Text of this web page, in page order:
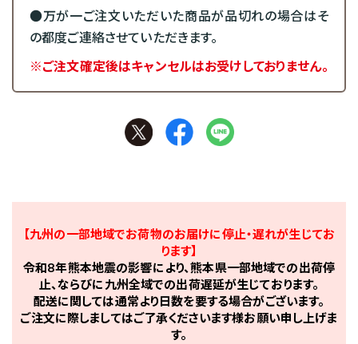
●万が一ご注文いただいた商品が品切れの場合はそ
の都度ご連絡させていただきます。
※ご注文確定後はキャンセルはお受けしておりません。
【九州の一部地域でお荷物のお届けに停止・遅れが生じてお
ります】
令和8年熊本地震の影響により、熊本県一部地域での出荷停
止、ならびに九州全域での出荷遅延が生じております。
配送に関しては通常より日数を要する場合がございます。
ご注文に際しましてはご了承くださいます様お願い申し上げま
す。